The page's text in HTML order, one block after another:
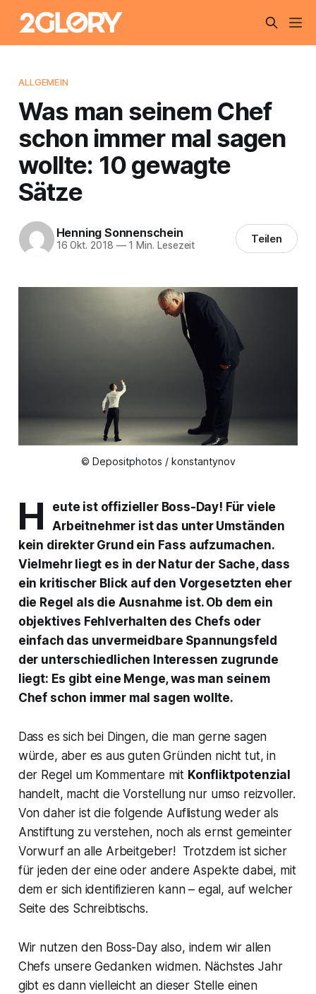
ALLGEMEIN
Was man seinem Chef
schon immer mal sagen
wollte: 10 gewagte
Sätze
Henning Sonnenschein
16 Okt. 2018 —1 Min. Lesezeit Teilen
© Depositphotos / konstantynov
H
eute ist offizieller Boss-Day! Für viele
Arbeitnehmer ist das unter Umständen
kein direkter Grund ein Fass aufzumachen.
Vielmehr liegt es in der Natur der Sache, dass
ein kritischer Blick auf den Vorgesetzten eher
die Regel als die Ausnahme ist. Ob dem ein
objektives Fehlverhalten des Chefs oder
einfach das unvermeidbare Spannungsfeld
der unterschiedlichen Interessen zugrunde
liegt: Es gibt eine Menge, was man seinem
Chef schon immer mal sagen wollte.
Dass es sich bei Dingen, die man gerne sagen
würde, aber es aus guten Gründen nicht tut, in
der Regel um Kommentare mit Konfliktpotenzial
handelt, macht die Vorstellung nur umso reizvoller.
Von daher ist die folgende Auflistung weder als
Anstiftung zu verstehen, noch als ernst gemeinter
Vorwurf an alle Arbeitgeber! Trotzdem ist sicher
für jeden der eine oder andere Aspekte dabei, mit
dem er sich identifizieren kann – egal, auf welcher
Seite des Schreibtischs.
Wir nutzen den Boss-Day also, indem wir allen
Chefs unsere Gedanken widmen. Nächstes Jahr
gibt es dann vielleicht an dieser Stelle einen